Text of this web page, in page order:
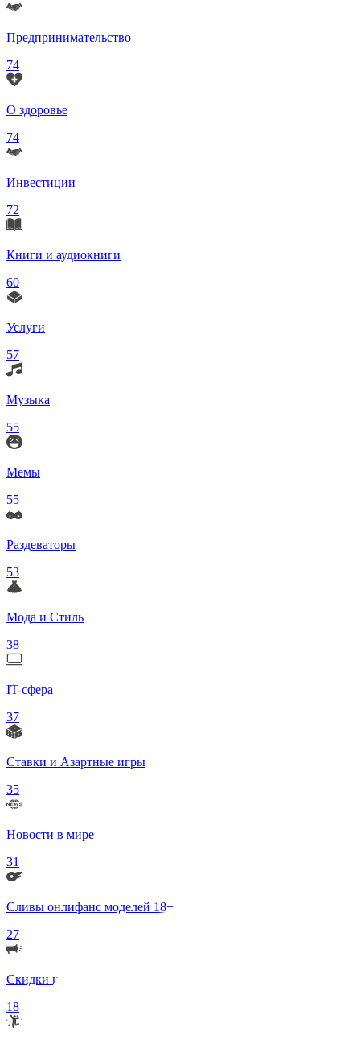
Предпринимательство
74
О здоровье
74
Инвестиции
72
Книги и аудиокниги
60
Услуги
57
Музыка
55
Мемы
55
Раздеваторы
53
Мода и Стиль
38
IT-сфера
37
Ставки и Азартные игры
35
Новости в мире
31
Сливы онлифанс моделей 18+
27
Скидки и Акции
18